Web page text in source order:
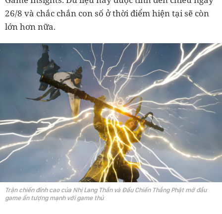
26/8 và chắc chắn con số ở thời điểm hiện tại sẽ còn
lớn hơn nữa.
Trận chiến đỉnh cao của Nhị Lang Thần và Đấu Chiến Thắng Phật mở đầu
game ấn tượng mạnh với game thủ